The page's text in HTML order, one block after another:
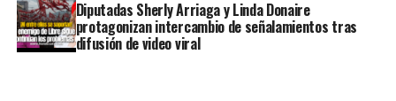
Diputadas Sherly Arriaga y Linda Donaire
protagonizan intercambio de señalamientos tras
difusión de video viral